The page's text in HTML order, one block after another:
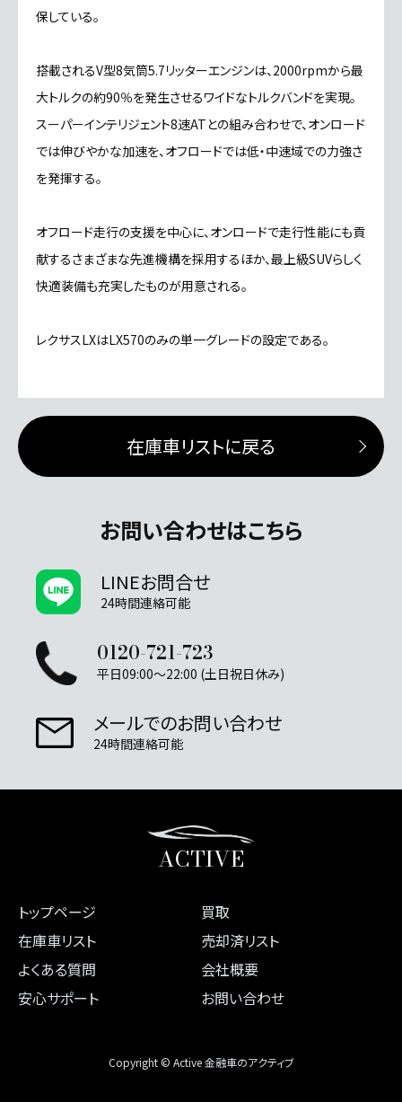
保している。
搭載されるV型8気筒5.7リッターエンジンは、2000rpmから最
大トルクの約90％を発生させるワイドなトルクバンドを実現。
スーパーインテリジェント8速ATとの組み合わせで、オンロード
では伸びやかな加速を、オフロードでは低・中速域での力強さ
を発揮する。
オフロード走行の支援を中心に、オンロードで走行性能にも貢
献するさまざまな先進機構を採用するほか、最上級SUVらしく
快適装備も充実したものが用意される。
レクサスLXはLX570のみの単一グレードの設定である。
在庫車リストに戻る
お問い合わせはこちら
LINEお問合せ
24時間連絡可能
0120-721-723
平日09:00～22:00 (土日祝日休み)
メールでのお問い合わせ
24時間連絡可能
ACTIVE
トップページ
買取
在庫車リスト
売却済リスト
よくある質問
会社概要
安心サポート
お問い合わせ
Copyright © Active 金融車のアクティブ